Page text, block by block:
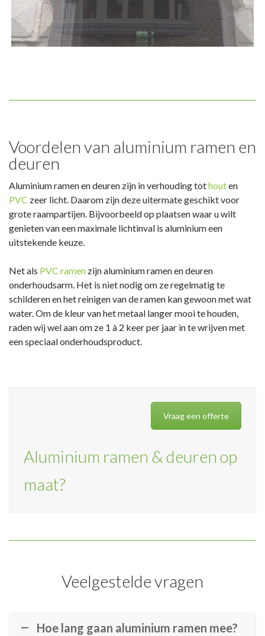
Voordelen van aluminium ramen en
deuren
Aluminium ramen en deuren zijn in verhouding tothouten
PVC zeer licht. Daarom zijn deze uitermate geschikt voor
grote raampartijen. Bijvoorbeeld op plaatsen waar u wilt
genieten van een maximale lichtinval is aluminium een
uitstekende keuze.
Net als PVC ramen zijn aluminium ramen en deuren
onderhoudsarm. Het is niet nodig om ze regelmatig te
schilderen en het reinigen van de ramen kan gewoon met wat
water. Om de kleur van het metaal langer mooi te houden,
raden wij wel aan om ze 1 à 2 keer per jaar in te wrijven met
een speciaal onderhoudsproduct.
Vraag een offerte
Aluminium ramen & deuren op
maat?
Veelgestelde vragen
Hoe lang gaan aluminium ramen mee?